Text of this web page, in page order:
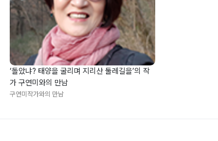
‘돌았냐? 태양을 굴리며 지리산 둘레길을’의 작
가 구연미와의 만남
구연미작가와의 만남